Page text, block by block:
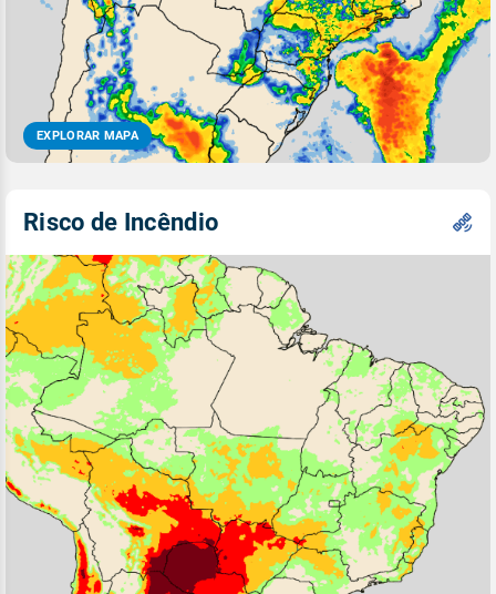
EXPLORAR MAPA
Risco de Incêndio